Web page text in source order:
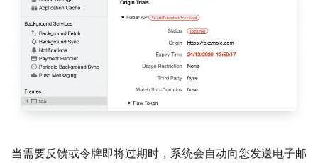
当需要反馈或令牌即将过期时，系统会自动向您发送电子邮